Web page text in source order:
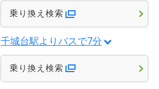
乗り換え検索
千城台駅よりバスで7分
乗り換え検索